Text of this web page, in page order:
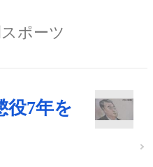
ポーツ
役7年を